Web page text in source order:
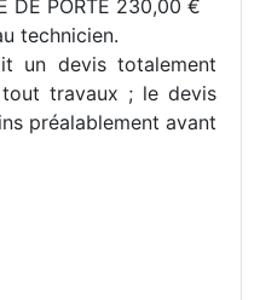
DE PORTE 230,00 €
technicien.
un devis totalement
travaux ; le devis
préalablement avant